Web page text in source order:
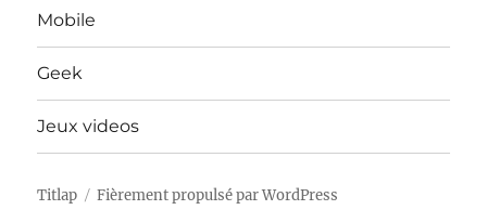
Mobile
Geek
Jeux videos
Titlap Fièrement propulsé par WordPress